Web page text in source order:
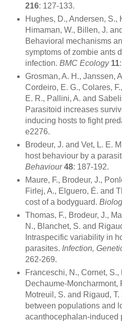
216: 127-133.
Hughes, D., Andersen, S.,
Himaman, W., Billen, J.
Behavioral mechanisms
symptoms of zombie ants
infection. BMC Ecology 11
Grosman, A. H., Janssen,
Cordeiro, E. G., Colares,
E. R., Pallini, A. and
Parasitoid increases
inducing hosts to fight
e2276.
Brodeur, J. and Vet, L. E.
host behaviour by a
Behaviour 48: 187-192.
Maure, F., Brodeur, J.,
Firlej, A., Elguero, É. and
cost of a bodyguard.
Thomas, F., Brodeur, J.,
N., Blanchet, S. and
Intraspecific variability in
parasites. Infection,
262-269.
Franceschi, N., Cornet, S.,
Dechaume-Moncharmont,
Motreuil, S. and Rigaud,
between populations and
acanthocephalan-induced